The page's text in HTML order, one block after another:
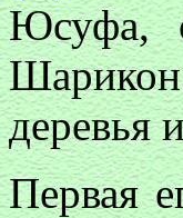
Юсуфа,
деревья
Первая